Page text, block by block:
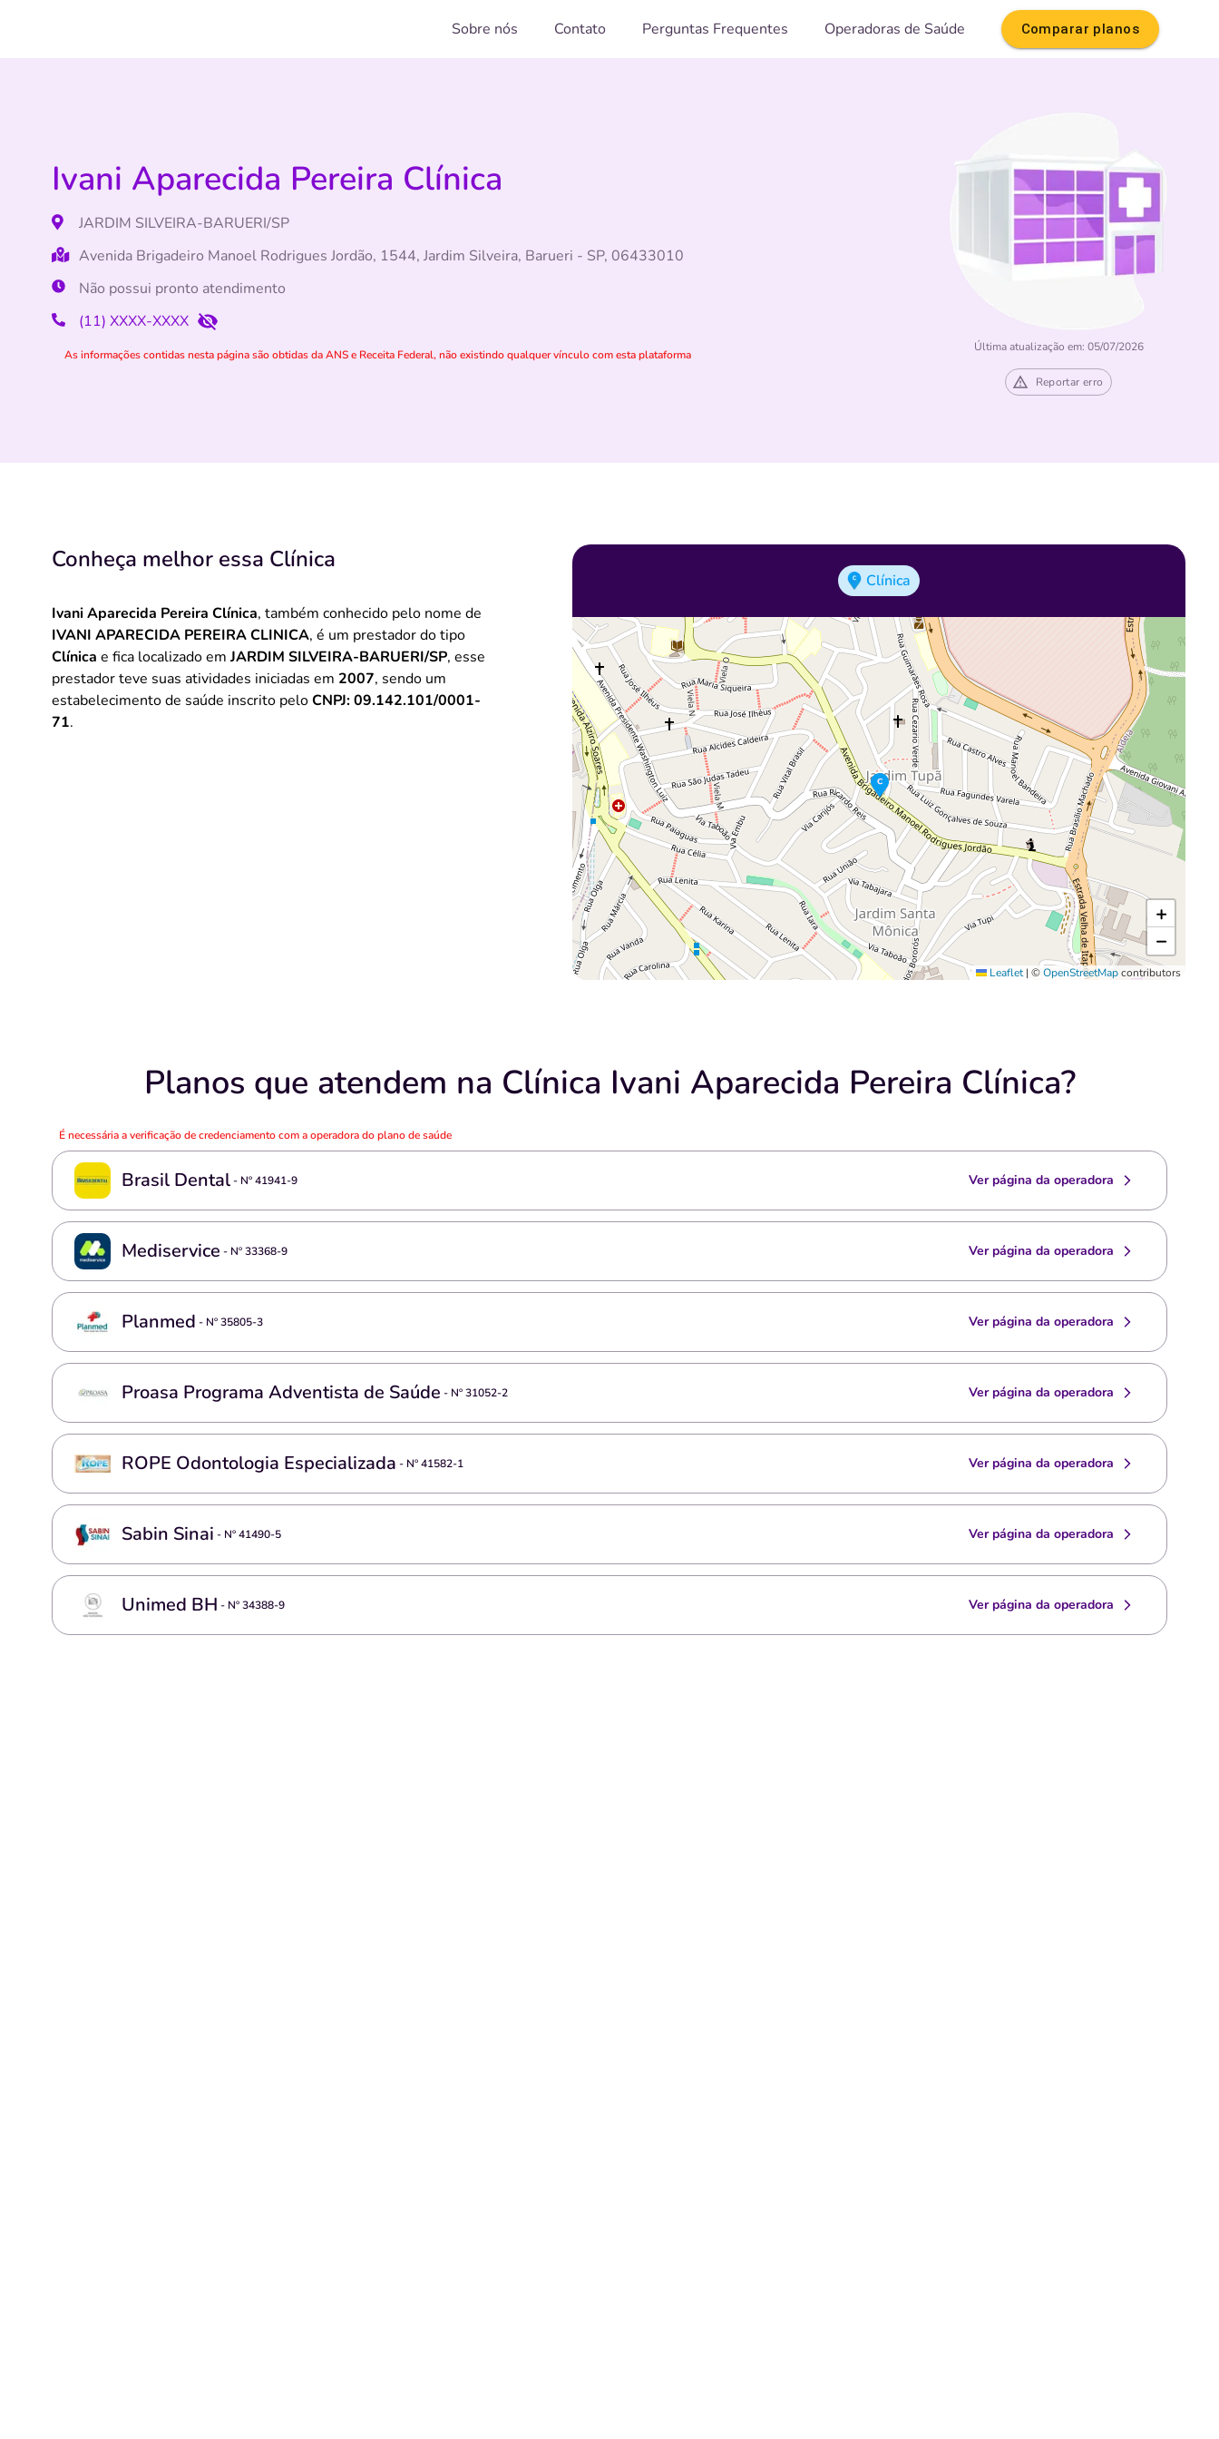
Sobre nós Contato Perguntas Frequentes Operadoras de Saúde Comparar planos
Última atualização em: 05/07/2026
Reportar erro
Ivani Aparecida Pereira Clínica
JARDIM SILVEIRA-BARUERI/SP
Avenida Brigadeiro Manoel Rodrigues Jordão, 1544, Jardim Silveira, Barueri - SP, 06433010
Não possui pronto atendimento
(11) XXXX-XXXX
As informações contidas nesta página são obtidas da ANS e Receita Federal, não existindo qualquer vínculo com esta plataforma
Conheça melhor essa Clínica
Ivani Aparecida Pereira Clínica, também conhecido pelo nome de
IVANI APARECIDA PEREIRA CLINICA, é um prestador do tipo
Clínica e fica localizado emJARDIM SILVEIRA-BARUERI/SP, esse
prestador teve suas atividades iniciadas em 2007, sendo um
estabelecimento de saúde inscrito peloCNPJ: 09.142.101/0001-
71.
Clínica
+
−
Leaflet | ©OpenStreetMapcontributors
Planos que atendem na Clínica Ivani Aparecida Pereira Clínica?
É necessária a verificação de credenciamento com a operadora do plano de saúde
Brasil Dental- Nº41941-9 Ver página da operadora
Mediservice - Nº33368-9 Ver página da operadora
Planmed - Nº35805-3 Ver página da operadora
Proasa Programa Adventista de Saúde - Nº31052-2 Ver página da operadora
ROPE Odontologia Especializada - Nº41582-1 Ver página da operadora
Sabin Sinai - Nº41490-5 Ver página da operadora
Unimed BH - Nº34388-9 Ver página da operadora